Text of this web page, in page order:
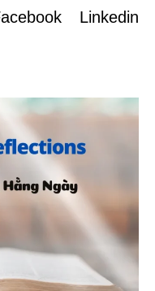
Linkedin